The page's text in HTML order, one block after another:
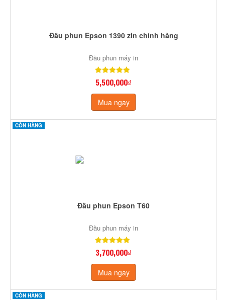
Đầu phun Epson 1390 zin chính hãng
Đầu phun máy in
5,500,000₫
Mua ngay
CÒN HÀNG
Đầu phun Epson T60
Đầu phun máy in
3,700,000₫
Mua ngay
CÒN HÀNG